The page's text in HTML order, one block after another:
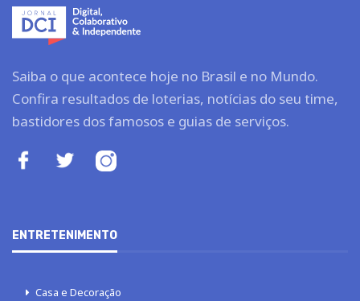
Saiba o que acontece hoje no Brasil e no Mundo.
Confira resultados de loterias, notícias do seu time,
bastidores dos famosos e guias de serviços.
ENTRETENIMENTO
Casa e Decoração